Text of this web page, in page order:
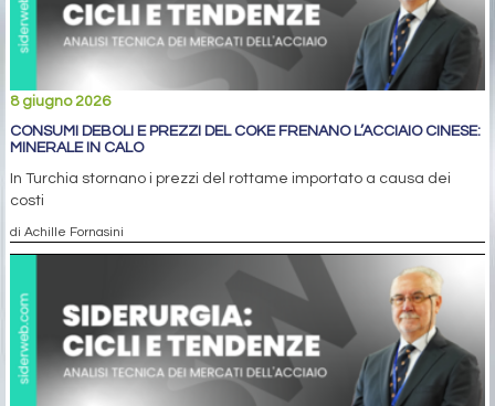
8 giugno 2026
CONSUMI DEBOLI E PREZZI DEL COKE FRENANO L’ACCIAIO CINESE:
MINERALE IN CALO
In Turchia stornano i prezzi del rottame importato a causa dei
costi
di Achille Fornasini